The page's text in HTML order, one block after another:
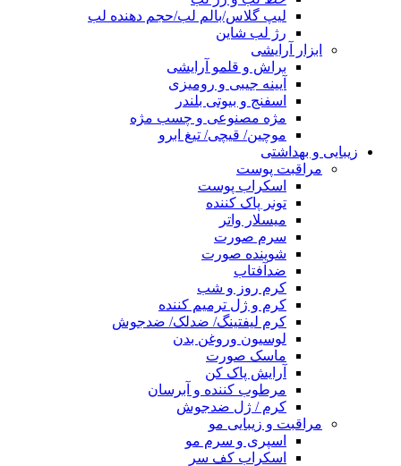
لیپ گلاس/بالم لب/حجم دهنده لب
رژ لب شاین
ابزار آرایشی
براش و قلمو آرایشی
آیینه جیبی و رومیزی
اسفنج و بیوتی بلندر
مژه مصنوعی و چسب مژه
موچین/ قیچی/ تیغ ابرو
زیبایی و بهداشتی
مراقبت پوست
اسکراب پوست
تونر پاک کننده
میسلار واتر
سرم صورت
شوینده صورت
ضدآفتاب
کرم روز و شب
کرم و ژل ترمیم کننده
کرم لیفتینگ/ ضدلک/ ضدجوش
لوسیون وروغن بدن
ماسک صورت
آرایش پاک کن
مرطوب کننده و آبرسان
کرم / ژل ضدجوش
مراقبت و زیبایی مو
اسپری و سرم مو
اسکراب کف سر